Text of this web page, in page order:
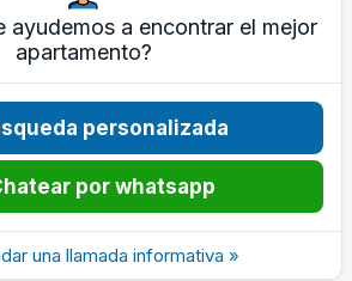
ayudemos a encontrar el mejor
apartamento?
personalizada
por whatsapp
una llamada informativa »